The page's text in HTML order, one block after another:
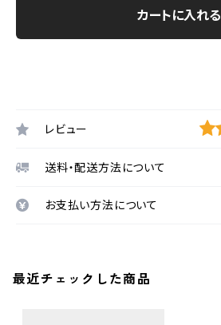
カートに入れる
レビュー
送料・配送方法について
お支払い方法について
最近チェックした商品